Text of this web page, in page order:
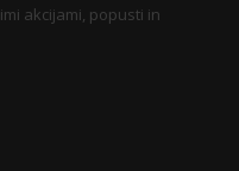
akcijami, popusti in